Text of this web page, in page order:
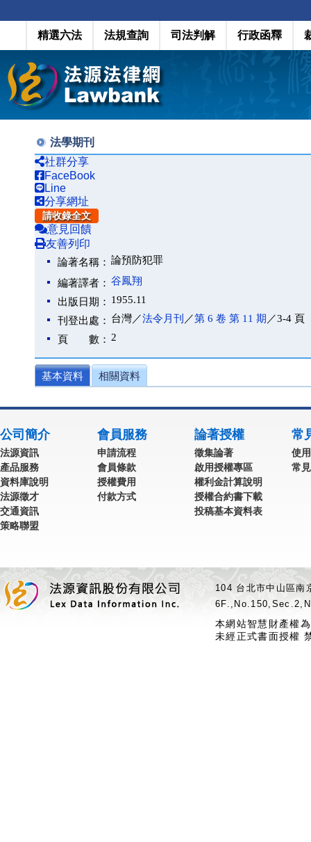
精選六法 法規查詢 司法判解 行政函釋
法學期刊
社群分享
FaceBook
Line
分享網址
請收錄全文
意見回饋
友善列印
論著名稱： 論預防犯罪
編著譯者： 谷鳳翔
出版日期： 1955.11
刊登出處： 台灣／法令月刊 ／第 6 卷 第 11 期 ／3-4 頁
頁 數： 2
基本資料 相關資料
公司簡介
法源資訊
產品服務
資料庫說明
法源徵才
交通資訊
策略聯盟
會員服務
申請流程
會員條款
授權費用
付款方式
論著授權
徵集論著
啟用授權專區
權利金計算說明
授權合約書下載
投稿基本資料表
常
使
常
104 台北市中山區
本網站智慧財產權
未經正式書面授權